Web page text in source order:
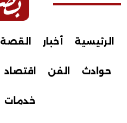
الرئيسية أخبار
حوادث الفن اقتصاد
خدمات